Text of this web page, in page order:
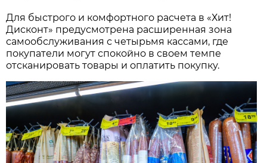
Для быстрого и комфортного расчета в «Хит!
Дисконт» предусмотрена расширенная зона
самообслуживания с четырьмя кассами, где
покупатели могут спокойно в своем темпе
отсканировать товары и оплатить покупку.